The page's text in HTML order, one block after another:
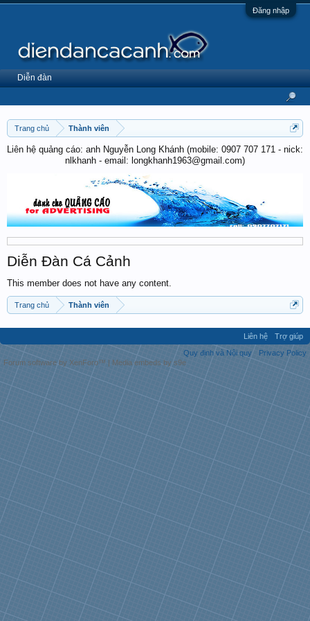
Đăng nhập
Trang chủ Thành viên
Liên hệ quảng cáo: anh Nguyễn Long Khánh (mobile: 0907 707 171 - nick:
nlkhanh - email: longkhanh1963@gmail.com)
Diễn Đàn Cá Cảnh
This member does not have any content.
Trang chủ Thành viên
Diễn đàn
Liên hệ
Trợ giúp
Quy định và Nội quy
Privacy Policy
Forum software by XenForo™ | Media embeds by s9e